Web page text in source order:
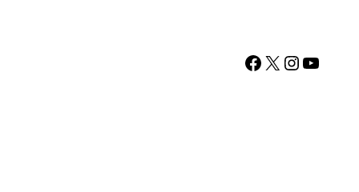
Facebook
X Instagram